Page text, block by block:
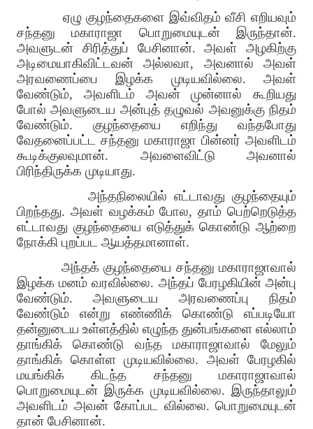
ஏழு குழந்தைகளை இவ்விதம் வீசி எறியவும்
சந்தனு மகாராஜா பொறுமையுடன் இருந்தான்.
அவளுடன் சிரித்துப் பேசினான். அவள் அழகிற்கு
அடிமையாகிவிட்டவன் அல்லவா, அவனால் அவள்
அரவணைப்பை இழக்க முடியவில்லை. அவள்
வேண்டும், அவளிடம் அவன் முன்னால் கூறியது
போல் அவளுடைய அன்புத் தழுவல் அவனுக்கு நிதம்
வேண்டும். குழந்தையை எறிந்து வந்தபோது
வேதனைப்பட்ட சந்தனு மகாராஜா பின்னர் அவளிடம்
கூடிக்குலவுமான். அவளைவிட்டு அவனால்
பிரிந்திருக்க முடியாது.
அந்தநிலையில் எட்டாவது குழந்தையும்
பிறந்தது. அவள் வழக்கம் போல, தாம் பெற்றெடுத்த
எட்டாவது குழந்தையை எடுத்துக் கொண்டு ஆற்றை
நோக்கி புறப்பட ஆயத்தமானாள்.
அந்தக் குழந்தையை சந்தனு மகாராஜாவால்
இழக்க மனம் வரவில்லை. அந்தப் பேரழகியின் அன்பு
வேண்டும். அவளுடைய அரவணைப்பு நிதம்
வேண்டும் என்று எண்ணிக் கொண்டு எப்படியோ
தன்னுடைய உள்ளத்தில் எழுந்த துன்பங்களை எல்லாம்
தாங்கிக் கொண்டு வந்த மகாராஜாவால் மேலும்
தாங்கிக் கொள்ள முடியவில்லை. அவள் பேரழகில்
மயங்கிக் கிடந்த சந்தனு மகாராஜாவால்
பொறுமையுடன் இருக்க முடியவில்லை. இருந்தாலும்
அவளிடம் அவன் கோப்பட வில்லை. பொறுமையுடன்
தான் பேசினான்.